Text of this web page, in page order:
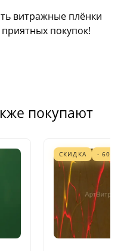
витражные плёнки
покупок!
покупают
СКИДКА - 60%